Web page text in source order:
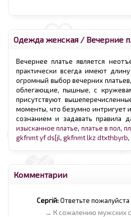
Одежда женская / Вечерние
Вечернее платье является
практически всегда имеют
огромный выбор вечерних
облегающие, пышные, с
присутствуют
моменты, что безумно интригует
сознанием и задавать правила
изысканное платье, платье в пол,
gkfnmt yf ds[jl, gkfnmt lkz dtxthbyrb,
Комментарии
Сергій:Ответьте
→ К сожалению мужских